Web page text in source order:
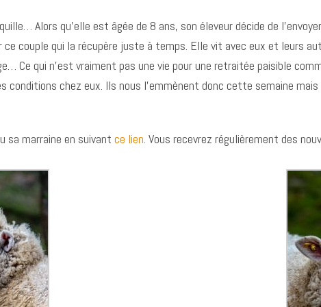
Alors qu’elle est âgée de 8 ans, son éleveur décide de
couple qui la récupère juste à temps. Elle vit avec eux et leurs
Ce qui n’est vraiment pas une vie pour une retraitée paisible
conditions chez eux. Ils nous l’emmènent donc cette semaine
sa marraine en suivant ce lien. Vous recevrez régulièrement des